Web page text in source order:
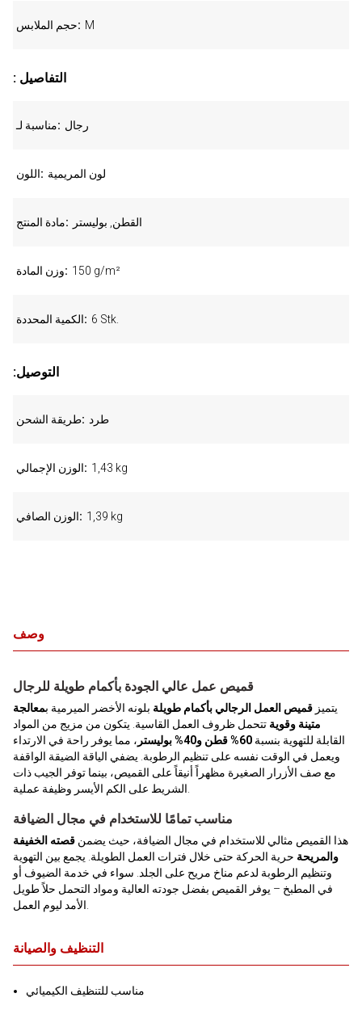
وصف
قميص عمل عالي الجودة بأكمام طويلة للرجال
يتميز قميص العمل الرجالي بأكمام طويلة بلونه الأخضر الميرمية بمعالجة
متينة وقوية تتحمل ظروف العمل القاسية. يتكون من مزيج من المواد
القابلة للتهوية بنسبة 60% قطن و40% بوليستر
، مما يوفر راحة في الارتداء
ويعمل في الوقت نفسه على تنظيم الرطوبة. يضفي الياقة الضيقة الواقفة
مع صف الأزرار الصغيرة مظهراً أنيقاً على القميص، بينما توفر الجيب ذات
مناسب تمامًا للاستخدام في مجال الضيافة
هذا القميص مثالي للاستخدام في مجال الضيافة، حيث يضمن قصته الخفيفة
والمريحة حرية الحركة حتى خلال فترات العمل الطويلة. يجمع بين التهوية
وتنظيم الرطوبة لدعم مناخ مريح على الجلد. سواء في خدمة الضيوف أو
في المطبخ – يوفر القميص بفضل جودته العالية ومواد التحمل حلاً طويل
التنظيف والصيانة
مناسب للتنظيف الكيميائي
حجم الملابس M
: التفاصيل
مناسبة لـ رجال
اللون لون المريمية
مادة المنتج القطن, بوليستر
وزن المادة 150 g/m²
الكمية المحددة 6 Stk.
:التوصيل
طريقة الشحن طرد
الوزن الإجمالي 1,43 kg
الوزن الصافي 1,39 kg